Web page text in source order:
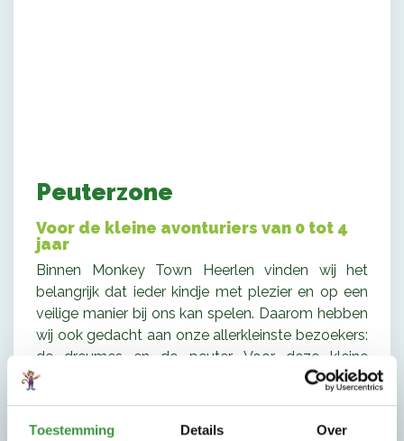
Toestemming Details Over
Peuterzone
Voor de kleine avonturiers van 0 tot 4
jaar
Binnen Monkey Town Heerlen vinden wij het
belangrijk dat ieder kindje met plezier en op een
veilige manier bij ons kan spelen. Daarom hebben
wij ook gedacht aan onze allerkleinste bezoekers:
de dreumes en de peuter. Voor deze kleine
ontdekkers en klimaapjes hebben wij een speciale
voor de allerkeinsten en sluit dan ook goed aan bij